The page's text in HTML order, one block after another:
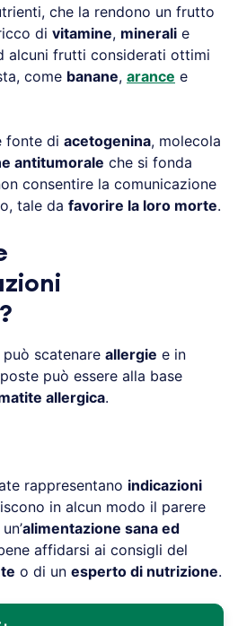
che la rendono un frutto
di vitamine, minerali e
alcuni frutti considerati ottimi
come banane, arance e
fonte di acetogenina, molecola
antitumorale che si fonda
consentire la comunicazione
tale da favorire la loro morte.
può scatenare allergie e in
può essere alla base
allergica.
rappresentano indicazioni
in alcun modo il parere
alimentazione sana ed
affidarsi ai consigli del
o di un esperto di nutrizione.